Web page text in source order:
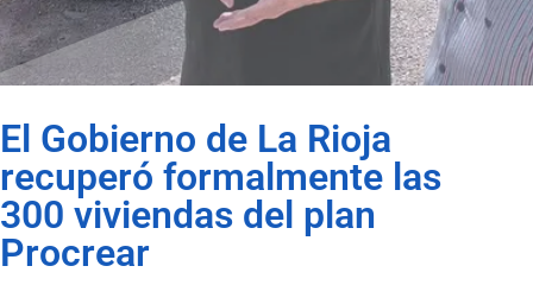
El Gobierno de La Rioja
recuperó formalmente las
300 viviendas del plan
Procrear